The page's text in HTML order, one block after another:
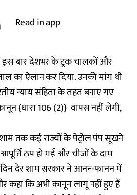
Read in app
बार देशभर के ट्रक चालकों और
का ऐलान कर दिया. उनकी मांग थी
न्याय संहिता के तहत बनाए गए
{धारा 106 (2)} वापस नहीं लेगी,
तक कई राज्यों के पेट्रोल पंप सूखने
ठप हो गई और चीजों के दाम
देर शाम सरकार ने आनन-फानन में
और कहा कि अभी कानून लागू नहीं हुए हैं